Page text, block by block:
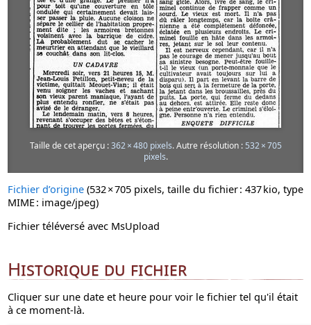
Taille de cet aperçu :362 × 480 pixels.Autre résolution : 532 × 705
pixels.
Fichier d’origine‎ (532 × 705 pixels, taille du fichier : 437 kio, type
MIME : image/jpeg)
Fichier téléversé avec MsUpload
Historique du fichier
Cliquer sur une date et heure pour voir le fichier tel qu'il était
à ce moment-là.